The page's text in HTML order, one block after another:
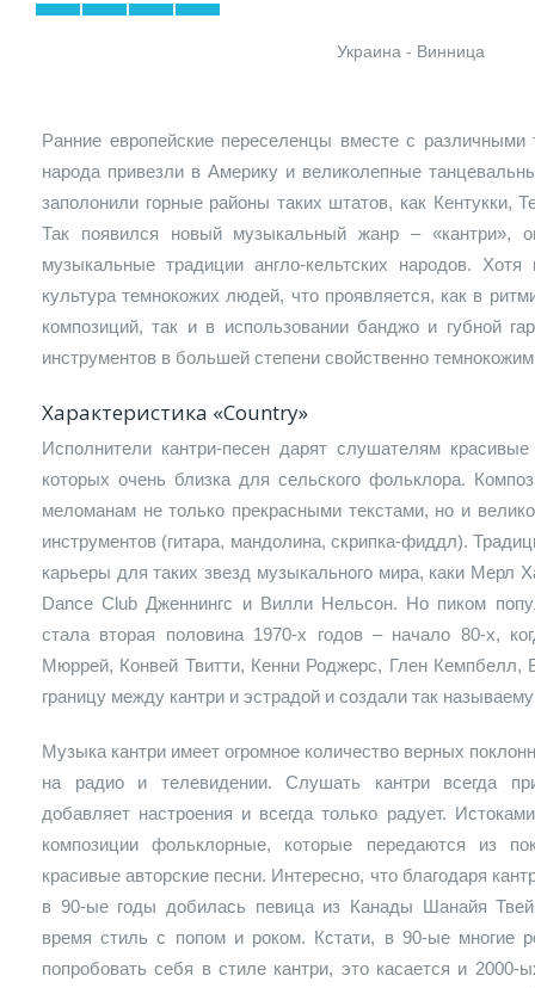
Украина - Винница
Ранние европейские переселенцы вместе с различными
народа привезли в Америку и великолепные
заполонили горные районы таких штатов, как Кентукки,
Так появился новый музыкальный жанр – «кантри»,
музыкальные традиции англо-кельтских народов.
культура темнокожих людей, что проявляется, как в
композиций, так и в использовании банджо и губной
инструментов в большей степени свойственно
Характеристика «Country»
Исполнители кантри-песен дарят слушателям
которых очень близка для сельского фольклора.
меломанам не только прекрасными текстами, но и
инструментов (гитара, мандолина, скрипка-фиддл).
карьеры для таких звезд музыкального мира, каки Мерл
Dance Club Дженнингс и Вилли Нельсон. Но пиком
стала вторая половина 1970-х годов – начало 80-х,
Мюррей, Конвей Твитти, Кенни Роджерс, Глен Кемпбелл,
границу между кантри и эстрадой и создали так
Музыка кантри имеет огромное количество верных
на радио и телевидении. Слушать кантри всегда
добавляет настроения и всегда только радует.
композиции фольклорные, которые передаются из
красивые авторские песни. Интересно, что благодаря
в 90-ые годы добилась певица из Канады Шанайя
время стиль с попом и роком. Кстати, в 90-ые многие
попробовать себя в стиле кантри, это касается и 2000-